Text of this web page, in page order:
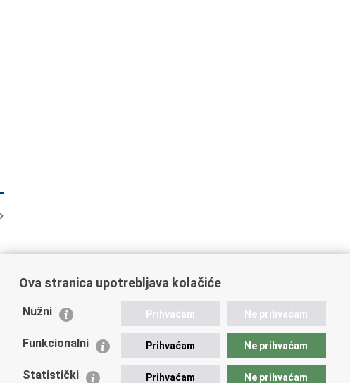
Važne poveznice
Ministarstvo unutarnjih poslova
Udruge
Policijska akademija
Ova stranica upotrebljava kolačiće
Nužni Prihvaćam Ne prihvaćam
Funkcionalni Prihvaćam Ne prihvaćam
Statistički Prihvaćam Ne prihvaćam